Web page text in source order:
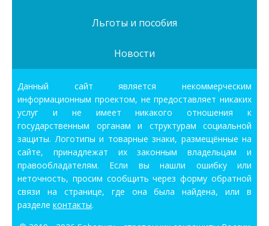
Льготы и пособия
Новости
Данный сайт является некоммерческим
информационным проектом, не предоставляет никаких
услуг и не имеет никакого отношения к
государственным органам и структурам социальной
защиты. Логотипы и товарные знаки, размещённые на
сайте, принадлежат их законным владельцам и
правообладателям. Если вы нашли ошибку или
неточность, просим сообщить через форму обратной
связи на странице, где она была найдена, или в
разделе контакты.